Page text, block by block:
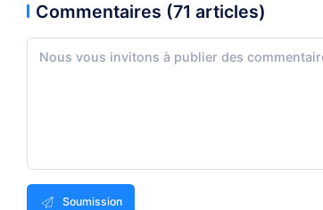
Commentaires (71 articles)
Soumission